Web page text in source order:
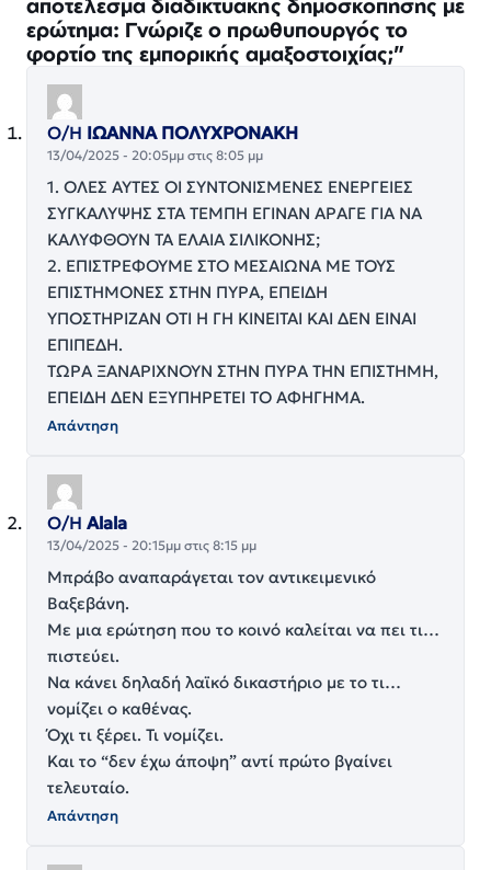
αποτέλεσμα διαδικτυακής δημοσκόπησης με
ερώτημα: Γνώριζε ο πρωθυπουργός το
φορτίο της εμπορικής αμαξοστοιχίας;”
Ο/Η ΙΩΑΝΝΑ ΠΟΛΥΧΡΟΝΑΚΗ
13/04/2025 - 20:05μμ στις 8:05 μμ
1. ΟΛΕΣ ΑΥΤΕΣ ΟΙ ΣΥΝΤΟΝΙΣΜΕΝΕΣ ΕΝΕΡΓΕΙΕΣ
ΣΥΓΚΑΛΥΨΗΣ ΣΤΑ ΤΕΜΠΗ ΕΓΙΝΑΝ ΑΡΑΓΕ ΓΙΑ ΝΑ
ΚΑΛΥΦΘΟΥΝ ΤΑ ΕΛΑΙΑ ΣΙΛΙΚΟΝΗΣ;
2. ΕΠΙΣΤΡΕΦΟΥΜΕ ΣΤΟ ΜΕΣΑΙΩΝΑ ΜΕ ΤΟΥΣ
ΕΠΙΣΤΗΜΟΝΕΣ ΣΤΗΝ ΠΥΡΑ, ΕΠΕΙΔΗ
ΥΠΟΣΤΗΡΙΖΑΝ ΟΤΙ Η ΓΗ ΚΙΝΕΙΤΑΙ ΚΑΙ ΔΕΝ ΕΙΝΑΙ
ΕΠΙΠΕΔΗ.
ΤΩΡΑ ΞΑΝΑΡΙΧΝΟΥΝ ΣΤΗΝ ΠΥΡΑ ΤΗΝ ΕΠΙΣΤΗΜΗ,
ΕΠΕΙΔΗ ΔΕΝ ΕΞΥΠΗΡΕΤΕΙ ΤΟ ΑΦΗΓΗΜΑ.
Απάντηση
Ο/Η Alala
13/04/2025 - 20:15μμ στις 8:15 μμ
Μπράβο αναπαράγεται τον αντικειμενικό
Βαξεβάνη.
Με μια ερώτηση που το κοινό καλείται να πει τι…
πιστεύει.
Να κάνει δηλαδή λαϊκό δικαστήριο με το τι…
νομίζει ο καθένας.
Όχι τι ξέρει. Τι νομίζει.
Και το “δεν έχω άποψη” αντί πρώτο βγαίνει
τελευταίο.
Απάντηση